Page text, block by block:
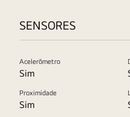
SENSORES
Acelerômetro
Sim
Proximidade
Sim